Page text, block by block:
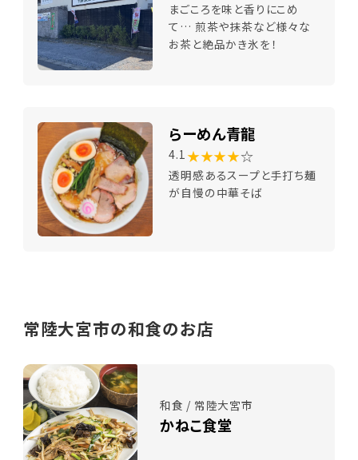
まごころを味と香りにこめ
て… 煎茶や抹茶など様々な
お茶と絶品かき氷を！
らーめん青龍
4.1 ★★★★☆
透明感あるスープと手打ち麺
が自慢の中華そば
常陸大宮市の和食のお店
和食 / 常陸大宮市
かねこ食堂